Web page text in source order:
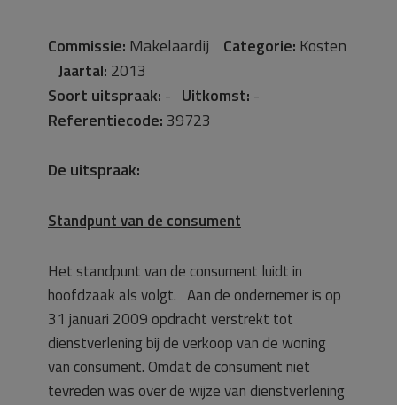
Commissie: Makelaardij Categorie: Kosten
Jaartal: 2013
Soort uitspraak: - Uitkomst: -
Referentiecode: 39723
De uitspraak:
Standpunt van de consument
Het standpunt van de consument luidt in
hoofdzaak als volgt. Aan de ondernemer is op
31 januari 2009 opdracht verstrekt tot
dienstverlening bij de verkoop van de woning
van consument. Omdat de consument niet
tevreden was over de wijze van dienstverlening